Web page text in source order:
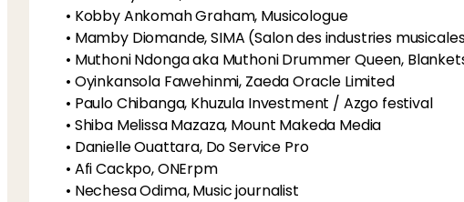
• Kobby Ankomah Graham, Musicologue
• Mamby Diomande, SIMA (Salon des industries
• Muthoni Ndonga aka Muthoni Drummer Queen,
• Oyinkansola Fawehinmi, Zaeda Oracle Limited
• Paulo Chibanga, Khuzula Investment / Azgo festival
• Shiba Melissa Mazaza, Mount Makeda Media
• Danielle Ouattara, Do Service Pro
• Afi Cackpo, ONErpm
• Nechesa Odima, Music journalist